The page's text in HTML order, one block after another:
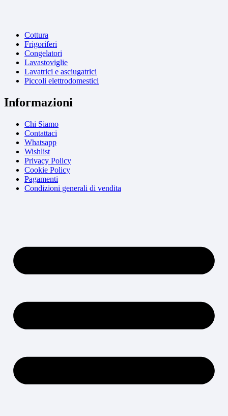
Cottura
Frigoriferi
Congelatori
Lavastoviglie
Lavatrici e asciugatrici
Piccoli elettrodomestici
Informazioni
Chi Siamo
Contattaci
Whatsapp
Wishlist
Privacy Policy
Cookie Policy
Pagamenti
Condizioni generali di vendita